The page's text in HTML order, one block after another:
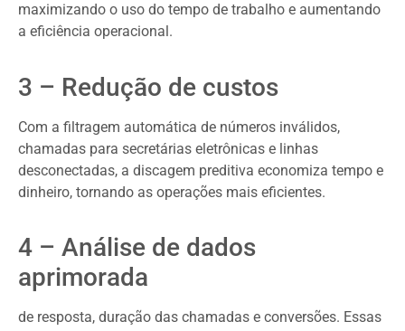
maximizando o uso do tempo de trabalho e aumentando
a eficiência operacional.
3 – Redução de custos
Com a filtragem automática de números inválidos,
chamadas para secretárias eletrônicas e linhas
desconectadas, a discagem preditiva economiza tempo e
dinheiro, tornando as operações mais eficientes.
4 – Análise de dados
aprimorada
de resposta, duração das chamadas e conversões. Essas